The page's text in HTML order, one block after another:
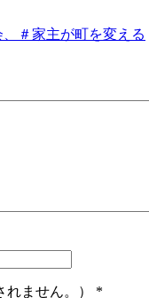
＃家主が町を変える
ません。） *